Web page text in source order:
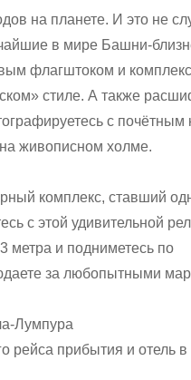
на планете. И это не
в мире Башни-
флагштоком и
стиле. А также
с почётным
живописном холме.
комплекс, ставший
с этой удивительной
метра и подниметесь по
за любопытными
Лумпура
рейса прибытия и отель в